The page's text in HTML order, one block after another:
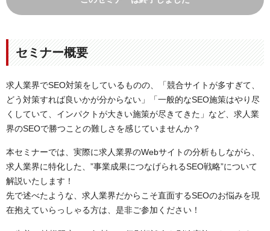
セミナー概要
求人業界でSEO対策をしているものの、「競合サイトが多すぎて、
どう対策すれば良いかが分からない」「一般的なSEO施策はやり尽
くしていて、インパクトが大きい施策が尽きてきた」など、求人業
界のSEOで勝つことの難しさを感じていませんか？
本セミナーでは、実際に求人業界のWebサイトの分析もしながら、
求人業界に特化した、”事業成果につなげられるSEO戦略”について
解説いたします！
先で述べたような、求人業界だからこそ直面するSEOのお悩みを現
在抱えていらっしゃる方は、是非ご参加ください！